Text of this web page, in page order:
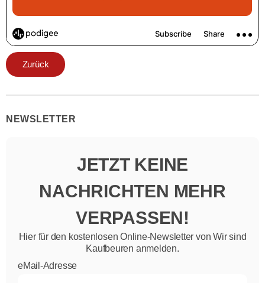
Zurück
NEWSLETTER
JETZT KEINE
NACHRICHTEN MEHR
VERPASSEN!
Hier für den kostenlosen Online-Newsletter von Wir sind
Kaufbeuren anmelden.
eMail-Adresse